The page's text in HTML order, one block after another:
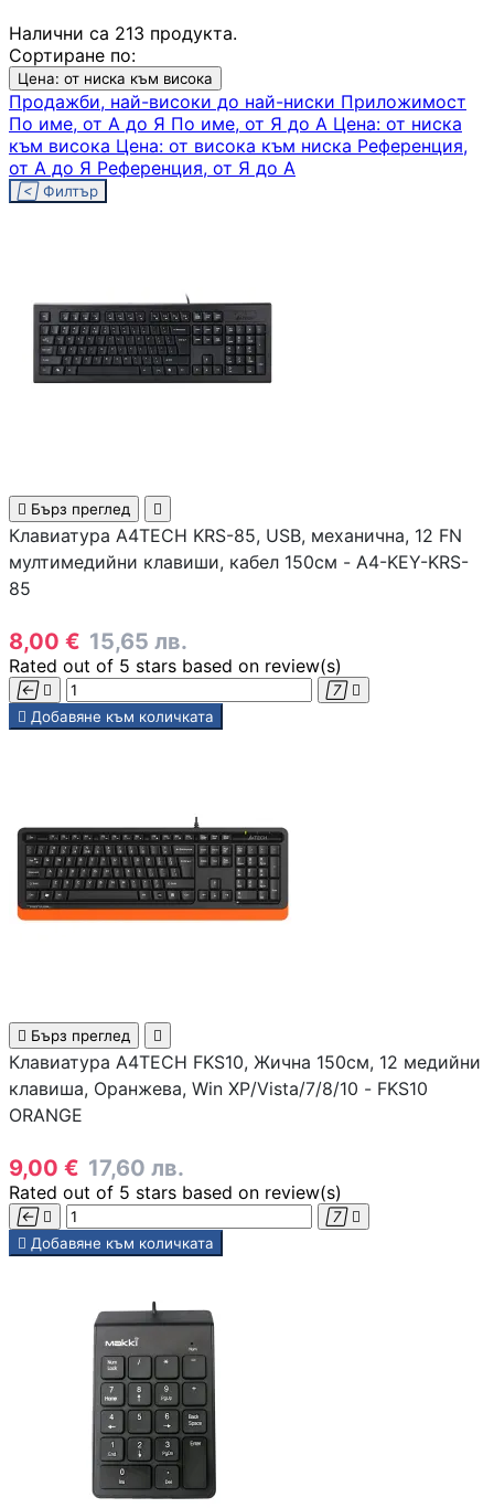
Компютърни
карти
компютър
Налични са 213 продукта.
Сортиране по:
Цена: от ниска към висока
Продажби, най-високи до най-ниски Приложимост
По име, от А до Я По име, от Я до А Цена: от ниска
към висока Цена: от висока към ниска Референция,
от А до Я Референция, от Я до А
 Филтър
 Бърз преглед 
Клавиатура A4TECH KRS-85, USB, механична, 12 FN
мултимедийни клавиши, кабел 150см - A4-KEY-KRS-
85
8,00 € 15,65 лв.
Rated out of 5 stars based on review(s)
   
 Добавяне към количката
 Бърз преглед 
Клавиатура A4TECH FKS10, Жична 150см, 12 медийни
клавиша, Оранжева, Win XP/Vista/7/8/10 - FKS10
ORANGE
9,00 € 17,60 лв.
Rated out of 5 stars based on review(s)
   
 Добавяне към количката